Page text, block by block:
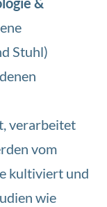
Stuhl)
verarbeitet
vom
kultiviert und
wie